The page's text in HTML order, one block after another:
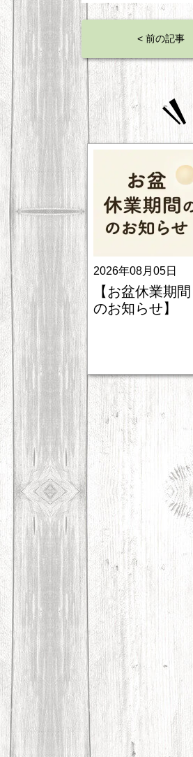
< 前の記事
2026年08月05日
【お盆休業期間
のお知らせ】